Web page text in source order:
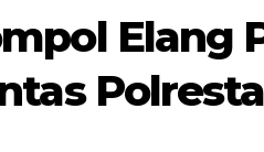
Elang